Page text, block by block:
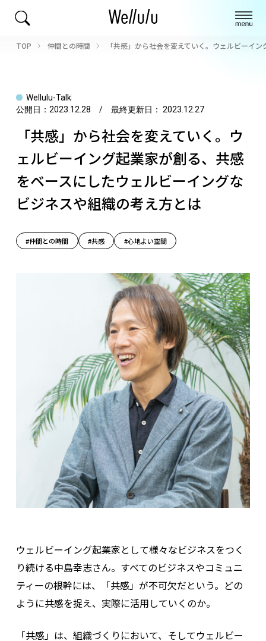
TOP 仲間との時間 「共感」から社会を変えていく。ウェルビーイ
Wellulu-Talk
公開日： 2023.12.28 / 最終更新日： 2023.12.27
「共感」から社会を変えていく。ウ
ェルビーイング起業家が創る、共感
をベースにしたウェルビーイングな
ビジネスや組織の考え方とは
#仲間との時間 #共感 #心地よい空間
ウェルビーイング起業家として様々なビジネスをつく
り続ける中島幸志さん。すべてのビジネスやコミュニ
ティーの根幹には、「共感」が不可欠だという。どの
ように共感を捉え、実際に活用していくのか。
「共感」は、組織づくりにおいて、そしてウェルビー